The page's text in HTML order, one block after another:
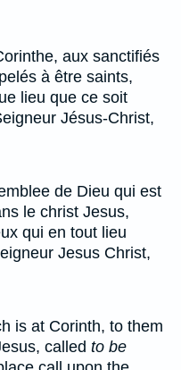
aux sanctifiés
à être saints,
lieu que ce soit
Jésus-Christ,
de Dieu qui est
le christ Jesus,
qui en tout lieu
Jesus Christ,
is at Corinth, to them
called to be